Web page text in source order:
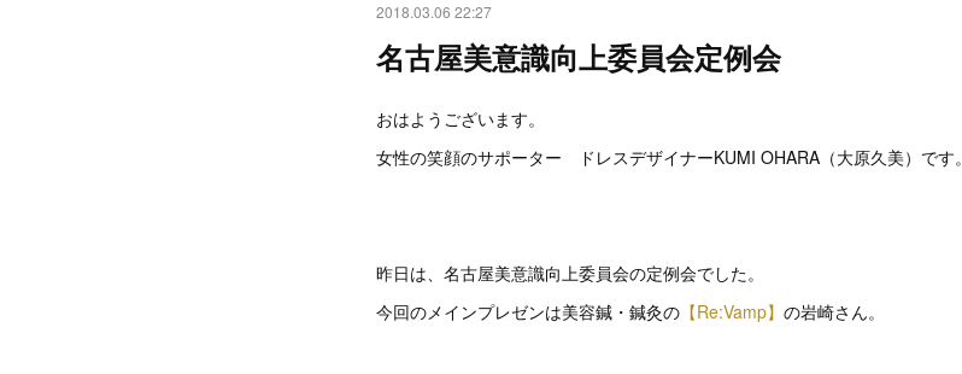
2018.03.06 22:27
名古屋美意識向上委員会定例会
おはようございます。
女性の笑顔のサポーター ドレスデザイナーKUMI OHARA（大原久美）です。
昨日は、名古屋美意識向上委員会の定例会でした。
今回のメインプレゼンは美容鍼・鍼灸の 【Re:Vamp】 の岩崎さん。